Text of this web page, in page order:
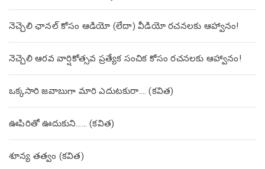
నెచ్చెలి ఛానల్ కోసం ఆడియో (లేదా) వీడియో రచనలకు ఆహ్వానం!
నెచ్చెలి ఆరవ వార్షికోత్సవ ప్రత్యేక సంచిక కోసం రచనలకు ఆహ్వానం!
ఒక్కసారి జవాబుగా మారి ఎదుటకురా…. (కవిత)
ఊపిరితో ఊదుకుని…… (కవిత)
శూన్య తత్వం (కవిత)